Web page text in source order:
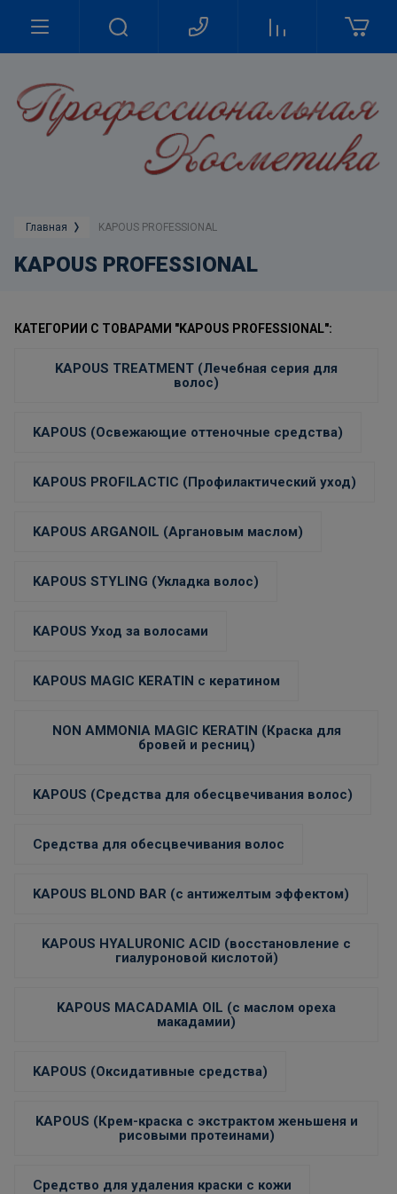
Главная KAPOUS PROFESSIONAL
KAPOUS PROFESSIONAL
КАТЕГОРИИ С ТОВАРАМИ "KAPOUS PROFESSIONAL":
KAPOUS TREATMENT (Лечебная серия для
волос)
KAPOUS (Освежающие оттеночные средства)
KAPOUS PROFILACTIC (Профилактический уход)
KAPOUS ARGANOIL (Аргановым маслом)
KAPOUS STYLING (Укладка волос)
KAPOUS Уход за волосами
KAPOUS MAGIC KERATIN с кератином
NON AMMONIA MAGIC KERATIN (Краска для
бровей и ресниц)
KAPOUS (Средства для обесцвечивания волос)
Средства для обесцвечивания волос
KAPOUS BLOND BAR (с антижелтым эффектом)
KAPOUS HYALURONIC ACID (восстановление с
гиалуроновой кислотой)
KAPOUS MACADAMIA OIL (с маслом ореха
макадамии)
KAPOUS (Оксидативные средства)
KAPOUS (Крем-краска с экстрактом женьшеня и
рисовыми протеинами)
Средство для удаления краски с кожи